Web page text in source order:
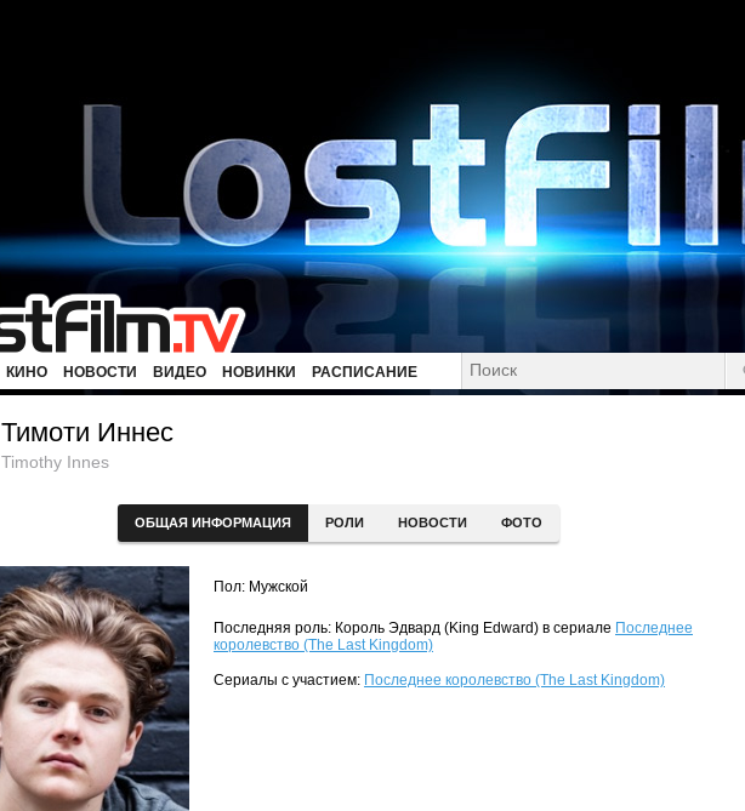
КИНО НОВОСТИ ВИДЕО НОВИНКИ РАСПИСАНИЕ
Тимоти Иннес
Timothy Innes
ОБЩАЯ ИНФОРМАЦИЯ РОЛИ НОВОСТИ ФОТО
Пол: Мужской
Последняя роль: Король Эдвард (King Edward) в сериале Последнее
королевство (The Last Kingdom)
Сериалы с участием: Последнее королевство (The Last Kingdom)